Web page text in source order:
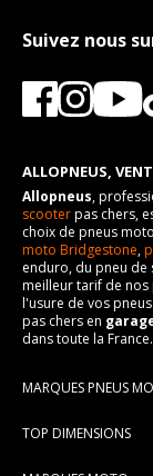
Suivez nous
ALLOPNEUS,
Allopneus,
scooterpas chers,
choix de pneus
moto Bridgestone,
enduro, du pneu
meilleur tarif de nos
l'usure de vos
pas chers en
dans toute la France.
MARQUES PNEUS
TOP DIMENSIONS